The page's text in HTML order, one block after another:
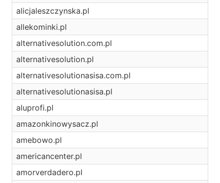
alicjaleszczynska.pl
allekominki.pl
alternativesolution.com.pl
alternativesolution.pl
alternativesolutionasisa.com.pl
alternativesolutionasisa.pl
aluprofi.pl
amazonkinowysacz.pl
amebowo.pl
americancenter.pl
amorverdadero.pl